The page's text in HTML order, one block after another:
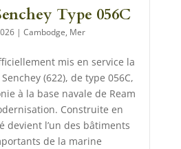
Type 056C
|Cambodge, Mer
mis en service la
(622), de type 056C,
à la base navale de Ream
Construite en
devient l’un des bâtiments
de la marine